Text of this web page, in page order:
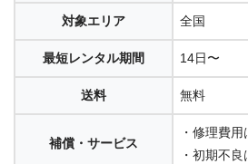
対象エリア 全国
最短レンタル期間 14日〜
送料 無料
補償・サービス
・修理費
・初期不